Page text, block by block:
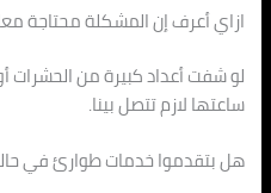
ازاي أعرف إن المشكلة محتاجة
لو شفت أعداد كبيرة من الحشرات
ساعتها لازم تتصل بينا.
هل بتقدموا خدمات طوارئ في